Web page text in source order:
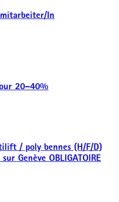
In
20–40%
/ poly bennes (H/F/D)
Genève OBLIGATOIRE